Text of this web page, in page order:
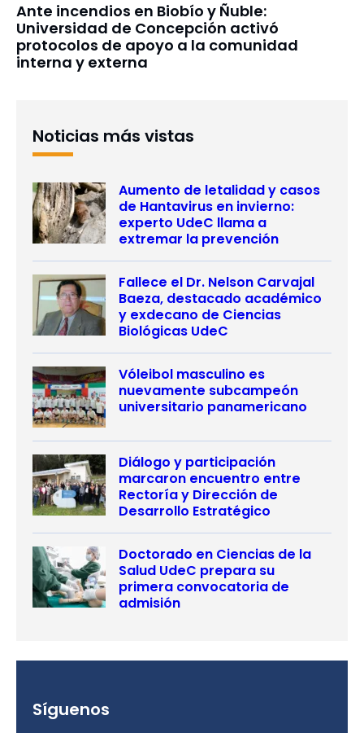
Ante incendios en Biobío y Ñuble:
Universidad de Concepción activó
protocolos de apoyo a la comunidad
interna y externa
Noticias más vistas
Aumento de letalidad y casos
de Hantavirus en invierno:
experto UdeC llama a
extremar la prevención
Fallece el Dr. Nelson Carvajal
Baeza, destacado académico
y exdecano de Ciencias
Biológicas UdeC
Vóleibol masculino es
nuevamente subcampeón
universitario panamericano
Diálogo y participación
marcaron encuentro entre
Rectoría y Dirección de
Desarrollo Estratégico
Doctorado en Ciencias de la
Salud UdeC prepara su
primera convocatoria de
admisión
Síguenos